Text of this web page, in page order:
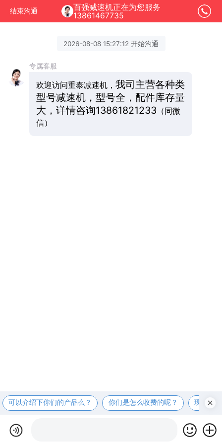
结束沟通
百强减速机正在为您服务
13861467735
2026-08-08 15:27:12 开始沟通
专属客服
欢迎访问重泰减速机， 我司主营各种类
型号减速机，型号全，配件库存量
大，详情咨询13861821233 （同微
信）
可以介绍下你们的产品么？ 你们是怎么收费的呢？ 现在有